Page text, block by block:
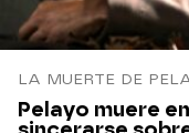
LA MUERTE DE
Pelayo muere